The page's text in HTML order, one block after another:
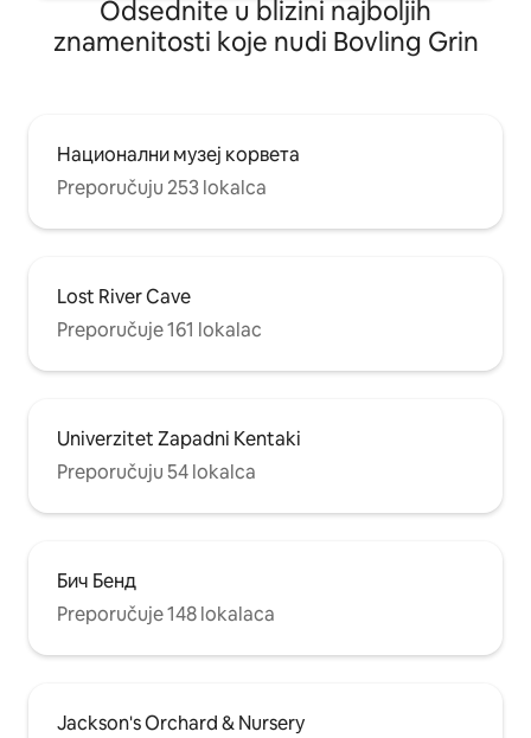
Odsednite u blizini najboljih
znamenitosti koje nudi Bovling Grin
Национални музеј корвета
Preporučuju 253 lokalca
Lost River Cave
Preporučuje 161 lokalac
Univerzitet Zapadni Kentaki
Preporučuju 54 lokalca
Бич Бенд
Preporučuje 148 lokalaca
Jackson's Orchard & Nursery